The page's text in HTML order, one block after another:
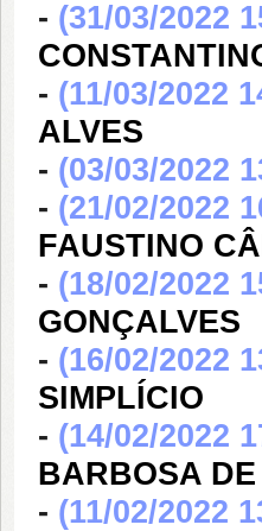
- (31/03/2022
- (11/03/2022
ALVES
- (03/03/2022
- (21/02/2022
FAUSTINO
- (18/02/2022
GONÇALVES
- (16/02/2022
SIMPLÍCIO
- (14/02/2022
BARBOSA
- (11/02/2022